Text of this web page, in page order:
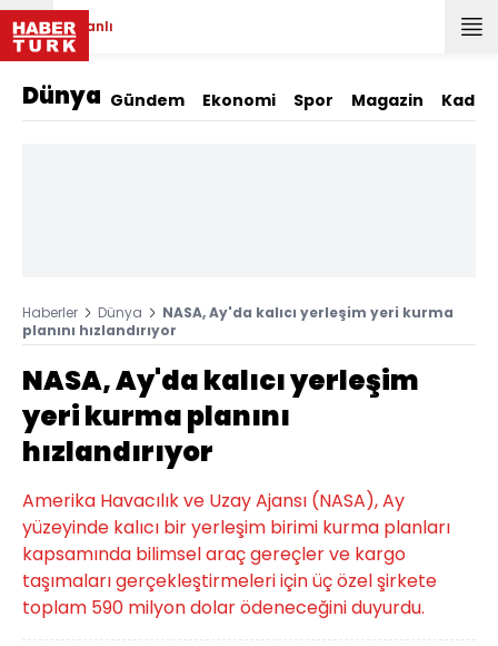
Canlı
Dünya Gündem Ekonomi Spor Magazin Kadın
Haberler Dünya
NASA, Ay'da kalıcı yerleşim yeri kurma
planını hızlandırıyor
NASA, Ay'da kalıcı yerleşim
yeri kurma planını
hızlandırıyor
Amerika Havacılık ve Uzay Ajansı (NASA), Ay
yüzeyinde kalıcı bir yerleşim birimi kurma planları
kapsamında bilimsel araç gereçler ve kargo
taşımaları gerçekleştirmeleri için üç özel şirkete
toplam 590 milyon dolar ödeneceğini duyurdu.